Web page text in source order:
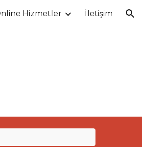
Hizmetler İletişim